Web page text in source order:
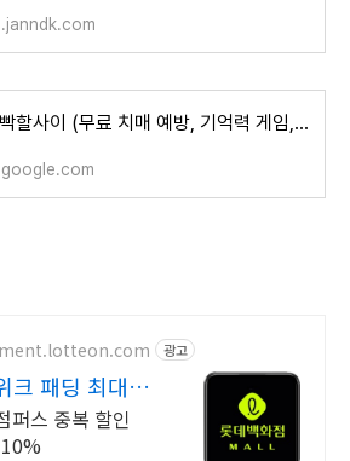
뇌깜빡할사이 (무료 치매 예방, 기억력 게임, 뇌훈련) - Google Play 앱
광고
크 패딩 최대
퍼스 중복 할인